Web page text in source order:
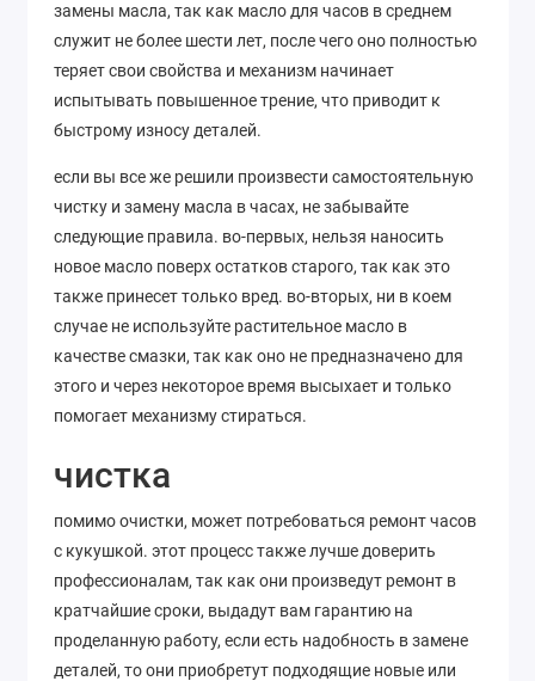
замены масла, так как масло для часов в среднем
служит не более шести лет, после чего оно полностью
теряет свои свойства и механизм начинает
испытывать повышенное трение, что приводит к
быстрому износу деталей.
если вы все же решили произвести самостоятельную
чистку и замену масла в часах, не забывайте
следующие правила. во-первых, нельзя наносить
новое масло поверх остатков старого, так как это
также принесет только вред. во-вторых, ни в коем
случае не используйте растительное масло в
качестве смазки, так как оно не предназначено для
этого и через некоторое время высыхает и только
помогает механизму стираться.
чистка
помимо очистки, может потребоваться ремонт часов
с кукушкой. этот процесс также лучше доверить
профессионалам, так как они произведут ремонт в
кратчайшие сроки, выдадут вам гарантию на
проделанную работу, если есть надобность в замене
деталей, то они приобретут подходящие новые или